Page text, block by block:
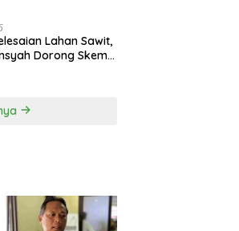
Lahan Sawit,
Dorong Skema